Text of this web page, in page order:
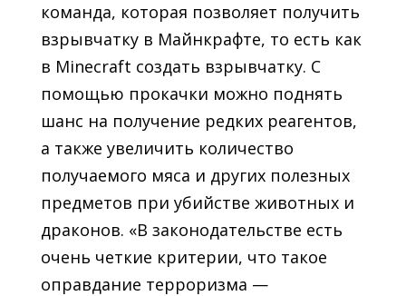
команда, которая позволяет получить
взрывчатку в Майнкрафте, то есть как
в Minecraft создать взрывчатку. С
помощью прокачки можно поднять
шанс на получение редких реагентов,
а также увеличить количество
получаемого мяса и других полезных
предметов при убийстве животных и
драконов. «В законодательстве есть
очень четкие критерии, что такое
оправдание терроризма —